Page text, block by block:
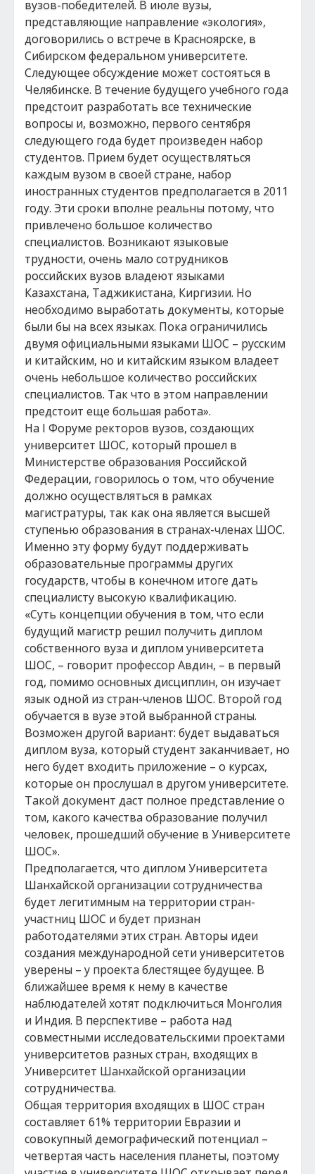
вузов-победителей. В июле вузы,
представляющие направление «экология»,
договорились о встрече в Красноярске, в
Сибирском федеральном университете.
Следующее обсуждение может состояться в
Челябинске. В течение будущего учебного года
предстоит разработать все технические
вопросы и, возможно, первого сентября
следующего года будет произведен набор
студентов. Прием будет осуществляться
каждым вузом в своей стране, набор
иностранных студентов предполагается в 2011
году. Эти сроки вполне реальны потому, что
привлечено большое количество
специалистов. Возникают языковые
трудности, очень мало сотрудников
российских вузов владеют языками
Казахстана, Таджикистана, Киргизии. Но
необходимо выработать документы, которые
были бы на всех языках. Пока ограничились
двумя официальными языками ШОС – русским
и китайским, но и китайским языком владеет
очень небольшое количество российских
специалистов. Так что в этом направлении
предстоит еще большая работа».
На I Форуме ректоров вузов, создающих
университет ШОС, который прошел в
Министерстве образования Российской
Федерации, говорилось о том, что обучение
должно осуществляться в рамках
магистратуры, так как она является высшей
ступенью образования в странах-членах ШОС.
Именно эту форму будут поддерживать
образовательные программы других
государств, чтобы в конечном итоге дать
специалисту высокую квалификацию.
«Суть концепции обучения в том, что если
будущий магистр решил получить диплом
собственного вуза и диплом университета
ШОС, – говорит профессор Авдин, – в первый
год, помимо основных дисциплин, он изучает
язык одной из стран-членов ШОС. Второй год
обучается в вузе этой выбранной страны.
Возможен другой вариант: будет выдаваться
диплом вуза, который студент заканчивает, но
него будет входить приложение – о курсах,
которые он прослушал в другом университете.
Такой документ даст полное представление о
том, какого качества образование получил
человек, прошедший обучение в Университете
ШОС».
Предполагается, что диплом Университета
Шанхайской организации сотрудничества
будет легитимным на территории стран-
участниц ШОС и будет признан
работодателями этих стран. Авторы идеи
создания международной сети университетов
уверены – у проекта блестящее будущее. В
ближайшее время к нему в качестве
наблюдателей хотят подключиться Монголия
и Индия. В перспективе – работа над
совместными исследовательскими проектами
университетов разных стран, входящих в
Университет Шанхайской организации
сотрудничества.
Общая территория входящих в ШОС стран
составляет 61% территории Евразии и
совокупный демографический потенциал –
четвертая часть населения планеты, поэтому